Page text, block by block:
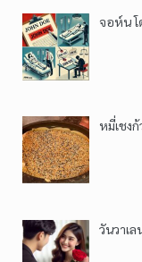
จอห์น
หมี่เชง
วันวาเ